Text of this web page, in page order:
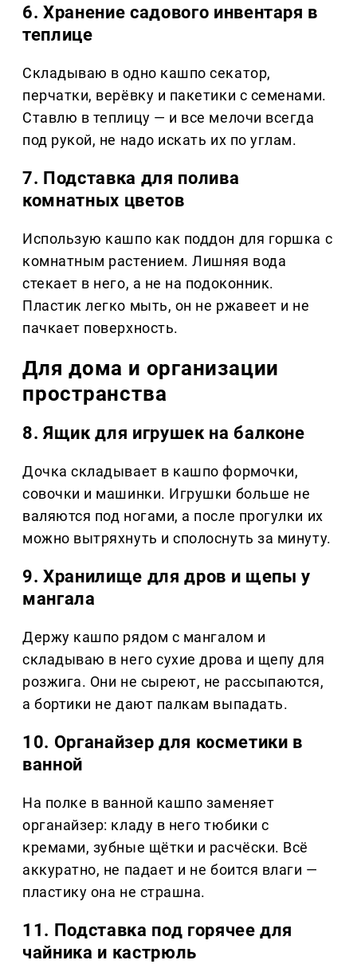
6. Хранение садового инвентаря в
теплице
Складываю в одно кашпо секатор,
перчатки, верёвку и пакетики с семенами.
Ставлю в теплицу — и все мелочи всегда
под рукой, не надо искать их по углам.
7. Подставка для полива
комнатных цветов
Использую кашпо как поддон для горшка с
комнатным растением. Лишняя вода
стекает в него, а не на подоконник.
Пластик легко мыть, он не ржавеет и не
пачкает поверхность.
Для дома и организации
пространства
8. Ящик для игрушек на балконе
Дочка складывает в кашпо формочки,
совочки и машинки. Игрушки больше не
валяются под ногами, а после прогулки их
можно вытряхнуть и сполоснуть за минуту.
9. Хранилище для дров и щепы у
мангала
Держу кашпо рядом с мангалом и
складываю в него сухие дрова и щепу для
розжига. Они не сыреют, не рассыпаются,
а бортики не дают палкам выпадать.
10. Органайзер для косметики в
ванной
На полке в ванной кашпо заменяет
органайзер: кладу в него тюбики с
кремами, зубные щётки и расчёски. Всё
аккуратно, не падает и не боится влаги —
пластику она не страшна.
11. Подставка под горячее для
чайника и кастрюль